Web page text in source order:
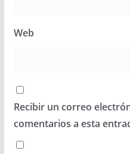
Web
Recibir un correo
comentarios a esta